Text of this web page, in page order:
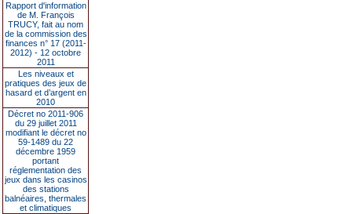
Rapport d'information
de M. François
TRUCY, fait au nom
de la commission des
finances n° 17 (2011-
2012) - 12 octobre
2011
Les niveaux et
pratiques des jeux de
hasard et d’argent en
2010
Décret no 2011-906
du 29 juillet 2011
modifiant le décret no
59-1489 du 22
décembre 1959
portant
réglementation des
jeux dans les casinos
des stations
balnéaires, thermales
et climatiques